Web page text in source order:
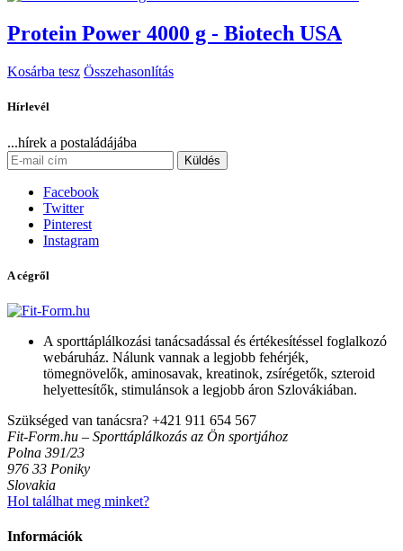
Protein Power 4000 g - Biotech USA
Kosárba tesz Összehasonlítás
Hírlevél
...hírek a postaládájába
Küldés
Facebook
Twitter
Pinterest
Instagram
A cégről
A sporttáplálkozási tanácsadással és értékesítéssel foglalkozó
webáruház. Nálunk vannak a legjobb fehérjék,
tömegnövelők, aminosavak, kreatinok, zsírégetők, szteroid
helyettesítők, stimulánsok a legjobb áron Szlovákiában.
Szükséged van tanácsra? +421 911 654 567
Fit-Form.hu – Sporttáplálkozás az Ön sportjához
Polna 391/23
976 33 Poniky
Slovakia
Hol találhat meg minket?
Információk